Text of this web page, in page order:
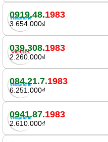
0919.48.1983
3.654.000₫
039.308.1983
2.260.000₫
084.21.7.1983
6.251.000₫
0941.87.1983
2.610.000₫